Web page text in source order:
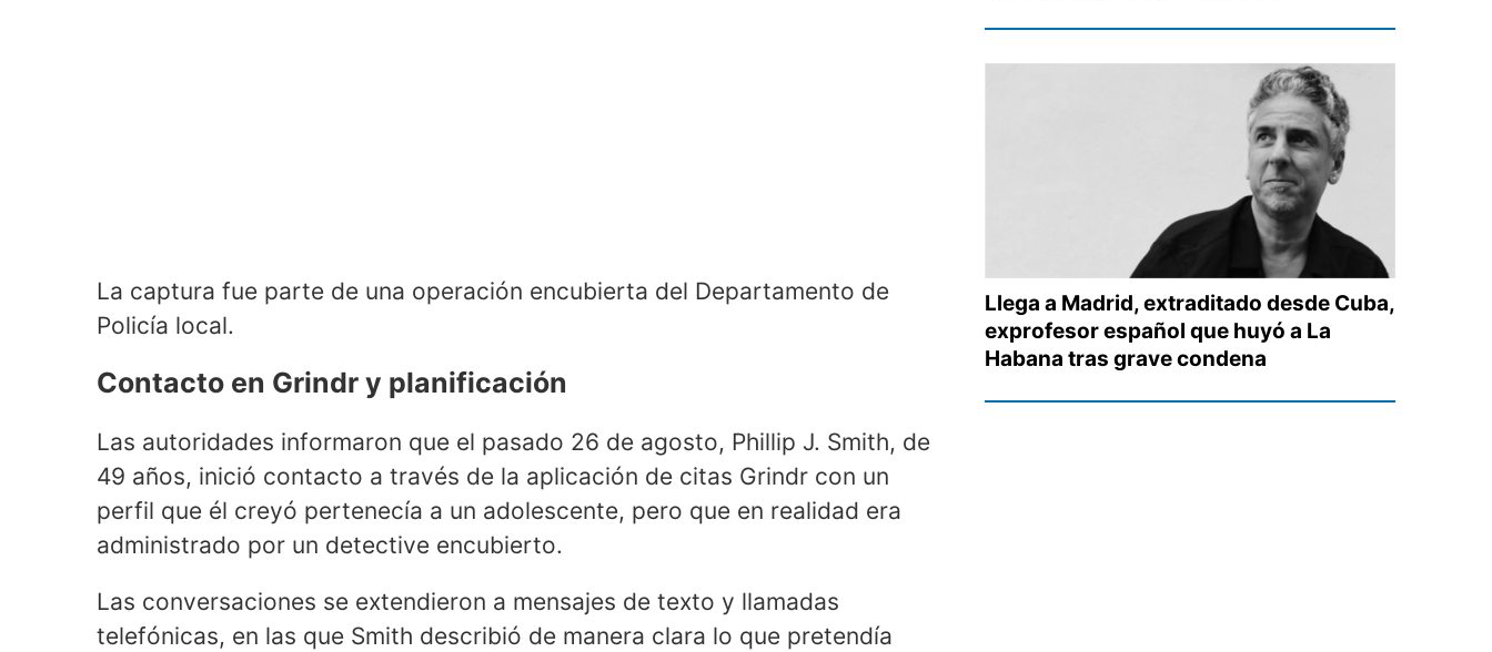
La captura fue parte de una operación encubierta del Departamento de
Policía local.
Contacto en Grindr y planificación
Las autoridades informaron que el pasado 26 de agosto, Phillip J. Smith, de
49 años, inició contacto a través de la aplicación de citas Grindr con un
perfil que él creyó pertenecía a un adolescente, pero que en realidad era
administrado por un detective encubierto.
Las conversaciones se extendieron a mensajes de texto y llamadas
telefónicas, en las que Smith describió de manera clara lo que pretendía
Llega a Madrid, extraditado desde Cuba,
exprofesor español que huyó a La
Habana tras grave condena